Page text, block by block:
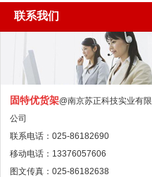
联系我们
固特优货架@南京苏正科技实业有限
公司
联系电话：025-86182690
移动电话：13376057606
图文传真：025-86182638